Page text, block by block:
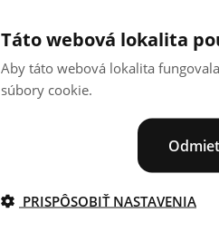
Táto webová lokalita
Aby táto webová lokalita
súbory cookie.
PRISPÔSOBIŤ NASTAVENIA